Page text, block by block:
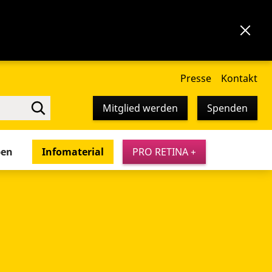
Presse Kontakt
Mitglied werden Spenden
Infomaterial PRO RETINA +